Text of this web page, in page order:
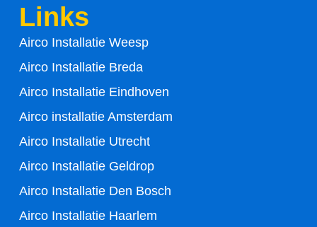
o
k
-
f
Links
Airco Installatie Weesp
Airco Installatie Breda
Airco Installatie Eindhoven
Airco installatie Amsterdam
Airco Installatie Utrecht
Airco Installatie Geldrop
Airco Installatie Den Bosch
Airco Installatie Haarlem